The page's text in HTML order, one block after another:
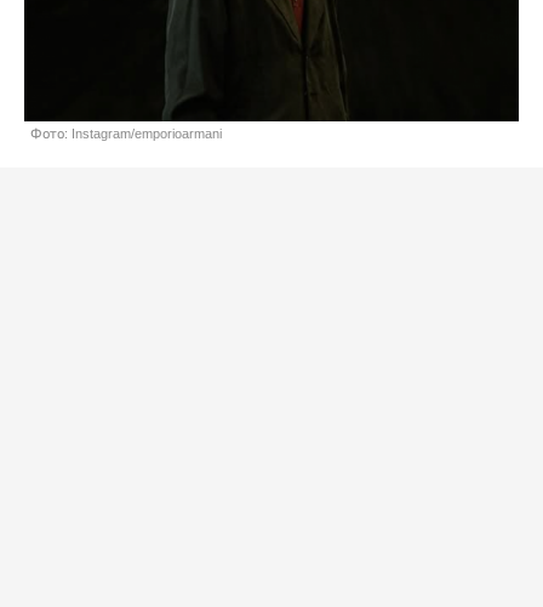
Фото: Instagram/emporioarmani